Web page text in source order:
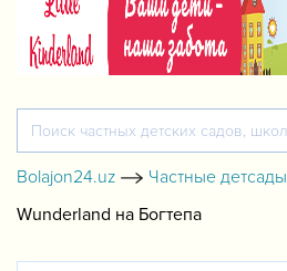
Bolajon24.uz
Частные детсады
Wunderland на Богтепа